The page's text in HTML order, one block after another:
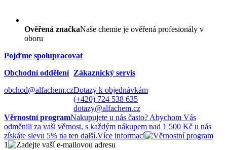
Ověřená značkaNaše chemie je ověřená profesionály v
oboru
Pojďme spolupracovat
Obchodní oddělení
obchod@alfachem.cz
Zákaznický servis
Dotazy k objednávkám
(+420) 724 538 635
dotazy@alfachem.cz
Věrnostní programNakupujete u nás často? Abychom Vás
odměnili za vaši věrnost, s každým nákupem nad 1 500 Kč u nás
získáte slevu 5% na ten další.Více informací
1